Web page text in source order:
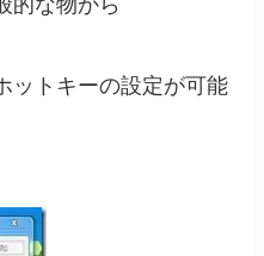
的な物から
ットキーの設定が可能